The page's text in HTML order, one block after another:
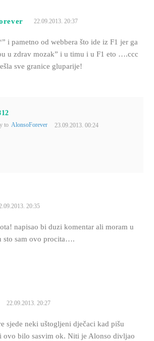
22.09.2013. 20:37
i pametno od webbera što ide iz F1 jer ga
u zdrav mozak” i u timu i u F1 eto ….ccc
sve granice gluparije!
to AlonsoForever 23.09.2013. 00:24
20:35
napisao bi duzi komentar ali moram u
sto sam ovo procita….
22.09.2013. 20:27
sjede neki uštogljeni dječaci kad pišu
ovo bilo sasvim ok. Niti je Alonso divljao